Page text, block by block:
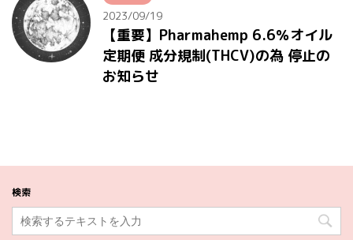
2023/09/19
【重要】Pharmahemp 6.6％オイル
定期便 成分規制(THCV)の為 停止の
お知らせ
検索